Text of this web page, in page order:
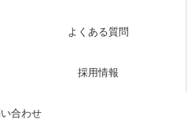
よくある質問
採用情報
合わせ